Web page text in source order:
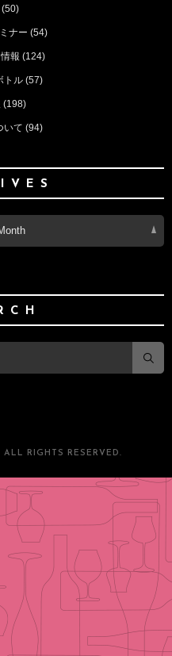
ナー (54)
報 (124)
トル(57)
(198)
いて (94)
RIGHTS RESERVED.